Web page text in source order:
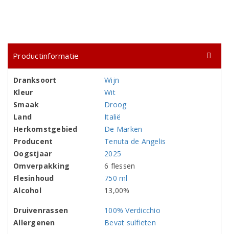
Productinformatie
Dranksoort
Wijn
Kleur
Wit
Smaak
Droog
Land
Italië
Herkomstgebied
De Marken
Producent
Tenuta de Angelis
Oogstjaar
2025
Omverpakking
6 flessen
Flesinhoud
750 ml
Alcohol
13,00%
Druivenrassen
100% Verdicchio
Allergenen
Bevat sulfieten